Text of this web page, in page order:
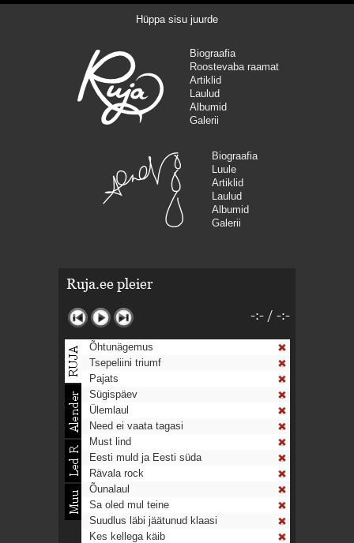
Hüppa sisu juurde
Biograafia
Roostevaba raamat
Artiklid
Laulud
Albumid
Galerii
Biograafia
Luule
Artiklid
Laulud
Albumid
Galerii
Ruja.ee pleier
-:- / -:-
Õhtunägemus
Tsepeliini triumf
Pajats
Sügispäev
Ülemlaul
Need ei vaata tagasi
Must lind
Eesti muld ja Eesti süda
Rävala rock
Õunalaul
Sa oled mul teine
Suudlus läbi jäätunud klaasi
Kes kellega käib